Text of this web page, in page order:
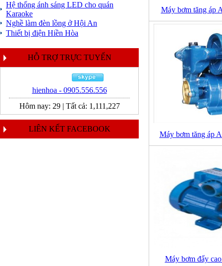
Hệ thống ánh sáng LED cho quán
Karaoke
Nghề làm đèn lồng ở Hội An
Thiết bị điện Hiền Hòa
HỖ TRỢ TRỰC TUYẾN
hienhoa - 0905.556.556
Hôm nay: 29| Tất cả: 1,111,227
LIÊN KẾT FACEBOOK
Máy bơm tăng áp
Máy bơm tăng áp
Máy bơm đẩy